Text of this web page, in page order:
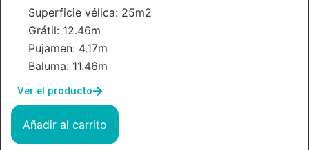
Superficie vélica: 25m2
Grátil: 12.46m
Pujamen: 4.17m
Baluma: 11.46m
Ver el producto
Añadir al carrito